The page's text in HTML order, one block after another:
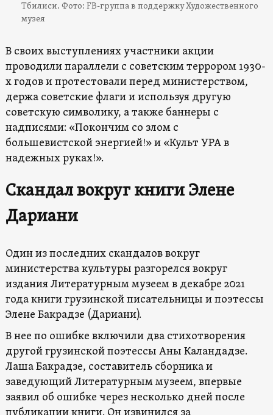
Тбилиси. Фото: FB-группа в поддержку Художественного
музея
В своих выступлениях участники акции
проводили параллели с советским террором 1930-
х годов и протестовали перед министерством,
держа советские флаги и используя другую
советскую символику, а также баннеры с
надписями: «Покончим со злом с
большевистской энергией!» и «Культ УРА в
надежных руках!».
Скандал вокруг книги Элене
Дариани
Один из последних скандалов вокруг
министерства культуры разгорелся вокруг
издания Литературным музеем в декабре 2021
года книги грузинской писательницы и поэтессы
Элене Бакрадзе (Дариани).
В нее по ошибке включили два стихотворения
другой грузинской поэтессы Аны Каландадзе.
Лаша Бакрадзе, составитель сборника и
заведующий Литературным музеем, впервые
заявил об ошибке через несколько дней после